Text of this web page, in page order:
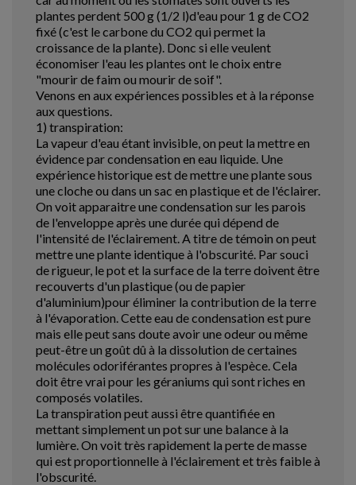
plantes perdent 500 g (1/2 l)d'eau pour 1 g de CO2
fixé (c'est le carbone du CO2 qui permet la
croissance de la plante). Donc si elle veulent
économiser l'eau les plantes ont le choix entre
"mourir de faim ou mourir de soif".
Venons en aux expériences possibles et à la réponse
aux questions.
1) transpiration:
La vapeur d'eau étant invisible, on peut la mettre en
évidence par condensation en eau liquide. Une
expérience historique est de mettre une plante sous
une cloche ou dans un sac en plastique et de l'éclairer.
On voit apparaitre une condensation sur les parois
de l'enveloppe après une durée qui dépend de
l'intensité de l'éclairement. A titre de témoin on peut
mettre une plante identique à l'obscurité. Par souci
de rigueur, le pot et la surface de la terre doivent être
recouverts d'un plastique (ou de papier
d'aluminium)pour éliminer la contribution de la terre
à l'évaporation. Cette eau de condensation est pure
mais elle peut sans doute avoir une odeur ou même
peut-être un goût dû à la dissolution de certaines
molécules odoriférantes propres à l'espèce. Cela
doit être vrai pour les géraniums qui sont riches en
composés volatiles.
La transpiration peut aussi être quantifiée en
mettant simplement un pot sur une balance à la
lumière. On voit très rapidement la perte de masse
qui est proportionnelle à l'éclairement et très faible à
l'obscurité.